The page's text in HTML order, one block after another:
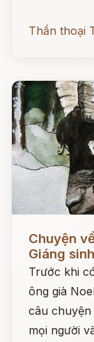
Thần thoại
Chuyện
Giáng sinh
Trước khi
ông già
câu chuyện
mọi người